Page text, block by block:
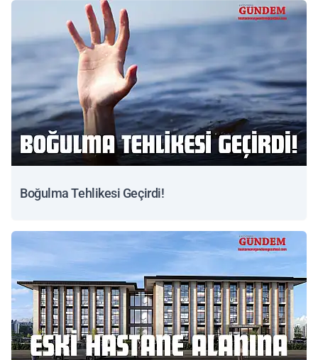
Boğulma Tehlikesi Geçirdi!